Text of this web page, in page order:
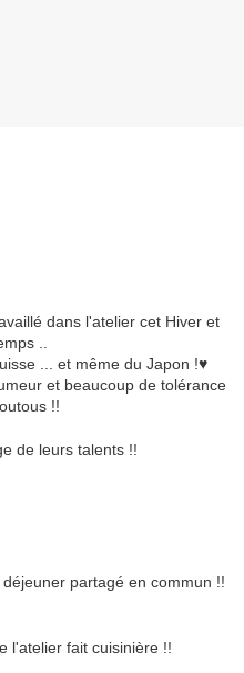
dans l'atelier cet Hiver et
..
... et même du Japon !♥
et beaucoup de tolérance
!!
de leurs talents !!
partagé en commun !!
l'atelier fait cuisinière !!